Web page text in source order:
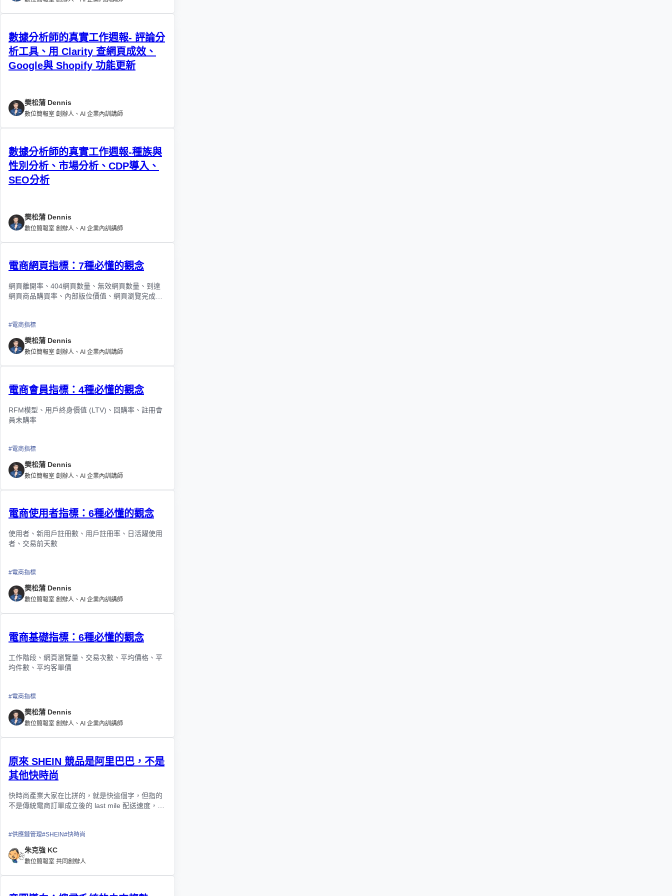
數據分析師的真實工作週報- 評論分
析工具、用 Clarity 查網頁成效、
Google與 Shopify 功能更新
樊松蒲 Dennis
數位簡報室 創辦人、AI 企業內訓講師
數據分析師的真實工作週報-種族與
性別分析、市場分析、CDP導入、
SEO分析
樊松蒲 Dennis
數位簡報室 創辦人、AI 企業內訓講師
電商網頁指標：7種必懂的觀念
網頁離開率、404網頁數量、無效網頁數量、到達
網頁商品購買率、內部版位價值、網頁瀏覽完成
#電商指標
樊松蒲 Dennis
數位簡報室 創辦人、AI 企業內訓講師
電商會員指標：4種必懂的觀念
RFM模型、用戶終身價值 (LTV)、回購率、註冊會
員未購率
#電商指標
樊松蒲 Dennis
數位簡報室 創辦人、AI 企業內訓講師
電商使用者指標：6種必懂的觀念
使用者、新用戶註冊數、用戶註冊率、日活躍使用
者、交易前天數
#電商指標
樊松蒲 Dennis
數位簡報室 創辦人、AI 企業內訓講師
電商基礎指標：6種必懂的觀念
工作階段、網頁瀏覽量、交易次數、平均價格、平
均件數、平均客單價
#電商指標
樊松蒲 Dennis
數位簡報室 創辦人、AI 企業內訓講師
原來 SHEIN 競品是阿里巴巴，不是
其他快時尚
快時尚產業大家在比拼的，就是快這個字，但指的
不是傳統電商訂單成立後的 last mile 配送速度，而
#供應鏈管理#SHEIN#快時尚
朱克強 KC
數位簡報室 共同創辦人